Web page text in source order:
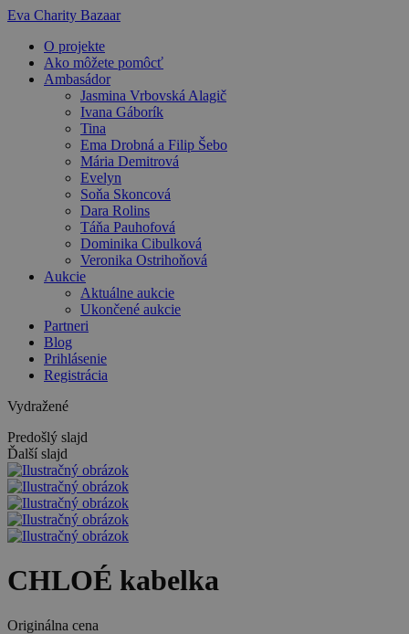
Preskočiť
obsah
Eva Charity Bazaar
O projekte
Ako môžete pomôcť
Ambasádor
Jasmina Vrbovská Alagič
Ivana Gáborík
Tina
Ema Drobná a Filip Šebo
Mária Demitrová
Evelyn
Soňa Skoncová
Dara Rolins
Táňa Pauhofová
Dominika Cibulková
Veronika Ostrihoňová
Aukcie
Aktuálne aukcie
Ukončené aukcie
Partneri
Blog
Prihlásenie
Registrácia
Vydražené
Predošlý slajd
Ďalší slajd
CHLOÉ kabelka
Originálna cena